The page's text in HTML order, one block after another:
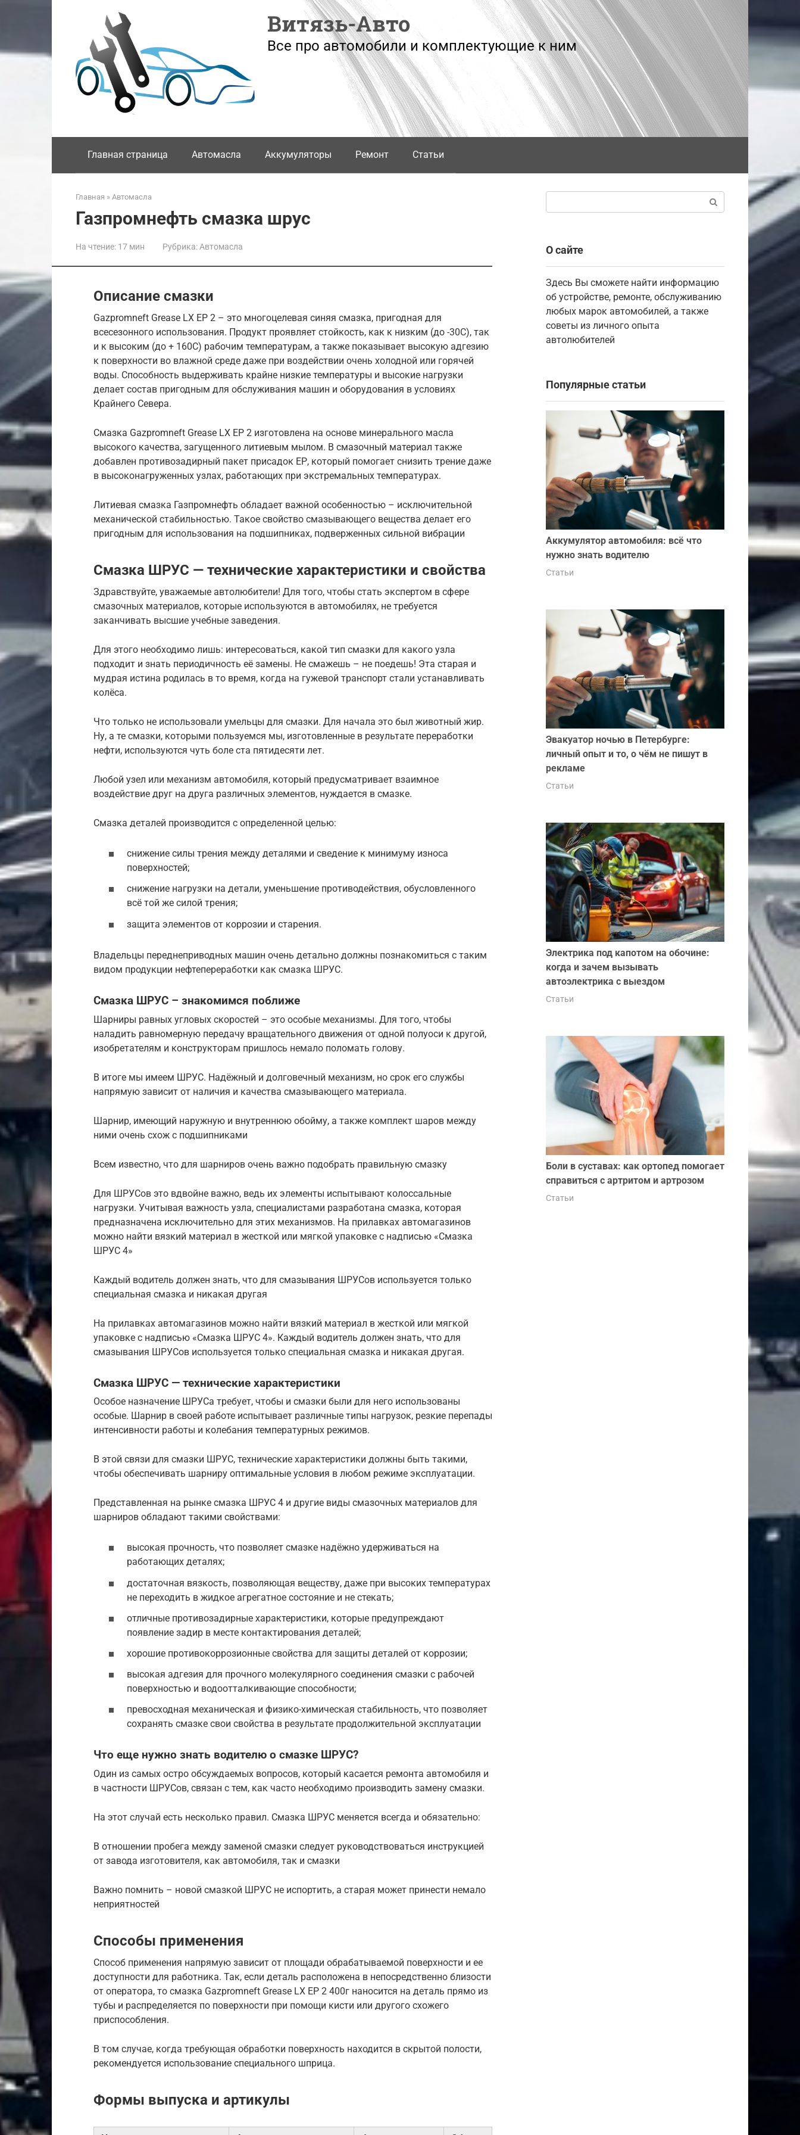
Витязь-Авто
Все про автомобили и комплектующие к ним
Главная страница Автомасла Аккумуляторы Ремонт Статьи
Главная » Автомасла
Газпромнефть смазка шрус
На чтение: 17 мин Рубрика: Автомасла
Описание смазки
Gazpromneft Grease LX EP 2 – это многоцелевая синяя смазка, пригодная для
всесезонного использования. Продукт проявляет стойкость, как к низким (до -30С), так
и к высоким (до + 160С) рабочим температурам, а также показывает высокую адгезию
к поверхности во влажной среде даже при воздействии очень холодной или горячей
воды. Способность выдерживать крайне низкие температуры и высокие нагрузки
делает состав пригодным для обслуживания машин и оборудования в условиях
Крайнего Севера.
Смазка Gazpromneft Grease LX EP 2 изготовлена на основе минерального масла
высокого качества, загущенного литиевым мылом. В смазочный материал также
добавлен противозадирный пакет присадок ЕР, который помогает снизить трение даже
в высоконагруженных узлах, работающих при экстремальных температурах.
Литиевая смазка Газпромнефть обладает важной особенностью – исключительной
механической стабильностью. Такое свойство смазывающего вещества делает его
пригодным для использования на подшипниках, подверженных сильной вибрации
Смазка ШРУС — технические характеристики и свойства
Здравствуйте, уважаемые автолюбители! Для того, чтобы стать экспертом в сфере
смазочных материалов, которые используются в автомобилях, не требуется
заканчивать высшие учебные заведения.
Для этого необходимо лишь: интересоваться, какой тип смазки для какого узла
подходит и знать периодичность её замены. Не смажешь – не поедешь! Эта старая и
мудрая истина родилась в то время, когда на гужевой транспорт стали устанавливать
колёса.
Что только не использовали умельцы для смазки. Для начала это был животный жир.
Ну, а те смазки, которыми пользуемся мы, изготовленные в результате переработки
нефти, используются чуть боле ста пятидесяти лет.
Любой узел или механизм автомобиля, который предусматривает взаимное
воздействие друг на друга различных элементов, нуждается в смазке.
Смазка деталей производится с определенной целью:
снижение силы трения между деталями и сведение к минимуму износа
поверхностей;
снижение нагрузки на детали, уменьшение противодействия, обусловленного
всё той же силой трения;
защита элементов от коррозии и старения.
Владельцы переднеприводных машин очень детально должны познакомиться с таким
видом продукции нефтепереработки как смазка ШРУС.
Смазка ШРУС – знакомимся поближе
Шарниры равных угловых скоростей – это особые механизмы. Для того, чтобы
наладить равномерную передачу вращательного движения от одной полуоси к другой,
изобретателям и конструкторам пришлось немало поломать голову.
В итоге мы имеем ШРУС. Надёжный и долговечный механизм, но срок его службы
напрямую зависит от наличия и качества смазывающего материала.
Шарнир, имеющий наружную и внутреннюю обойму, а также комплект шаров между
ними очень схож с подшипниками
Всем известно, что для шарниров очень важно подобрать правильную смазку
Для ШРУСов это вдвойне важно, ведь их элементы испытывают колоссальные
нагрузки. Учитывая важность узла, специалистами разработана смазка, которая
предназначена исключительно для этих механизмов. На прилавках автомагазинов
можно найти вязкий материал в жесткой или мягкой упаковке с надписью «Смазка
ШРУС 4»
Каждый водитель должен знать, что для смазывания ШРУСов используется только
специальная смазка и никакая другая
На прилавках автомагазинов можно найти вязкий материал в жесткой или мягкой
упаковке с надписью «Смазка ШРУС 4». Каждый водитель должен знать, что для
смазывания ШРУСов используется только специальная смазка и никакая другая.
Смазка ШРУС — технические характеристики
Особое назначение ШРУСа требует, чтобы и смазки были для него использованы
особые. Шарнир в своей работе испытывает различные типы нагрузок, резкие перепады
интенсивности работы и колебания температурных режимов.
В этой связи для смазки ШРУС, технические характеристики должны быть такими,
чтобы обеспечивать шарниру оптимальные условия в любом режиме эксплуатации.
Представленная на рынке смазка ШРУС 4 и другие виды смазочных материалов для
шарниров обладают такими свойствами:
высокая прочность, что позволяет смазке надёжно удерживаться на
работающих деталях;
достаточная вязкость, позволяющая веществу, даже при высоких температурах
не переходить в жидкое агрегатное состояние и не стекать;
отличные противозадирные характеристики, которые предупреждают
появление задир в месте контактирования деталей;
хорошие противокоррозионные свойства для защиты деталей от коррозии;
высокая адгезия для прочного молекулярного соединения смазки с рабочей
поверхностью и водоотталкивающие способности;
превосходная механическая и физико-химическая стабильность, что позволяет
сохранять смазке свои свойства в результате продолжительной эксплуатации
Что еще нужно знать водителю о смазке ШРУС?
Один из самых остро обсуждаемых вопросов, который касается ремонта автомобиля и
в частности ШРУСов, связан с тем, как часто необходимо производить замену смазки.
На этот случай есть несколько правил. Смазка ШРУС меняется всегда и обязательно:
В отношении пробега между заменой смазки следует руководствоваться инструкцией
от завода изготовителя, как автомобиля, так и смазки
Важно помнить – новой смазкой ШРУС не испортить, а старая может принести немало
неприятностей
Способы применения
Способ применения напрямую зависит от площади обрабатываемой поверхности и ее
доступности для работника. Так, если деталь расположена в непосредственно близости
от оператора, то смазка Gazpromneft Grease LX EP 2 400г наносится на деталь прямо из
тубы и распределяется по поверхности при помощи кисти или другого схожего
приспособления.
В том случае, когда требующая обработки поверхность находится в скрытой полости,
рекомендуется использование специального шприца.
Формы выпуска и артикулы
О сайте
Здесь Вы сможете найти информацию
об устройстве, ремонте, обслуживанию
любых марок автомобилей, а также
советы из личного опыта
автолюбителей
Популярные статьи
Аккумулятор автомобиля: всё что
нужно знать водителю
Статьи
Эвакуатор ночью в Петербурге:
личный опыт и то, о чём не пишут в
рекламе
Статьи
Электрика под капотом на обочине:
когда и зачем вызывать
автоэлектрика с выездом
Статьи
Боли в суставах: как ортопед помогает
справиться с артритом и артрозом
Статьи